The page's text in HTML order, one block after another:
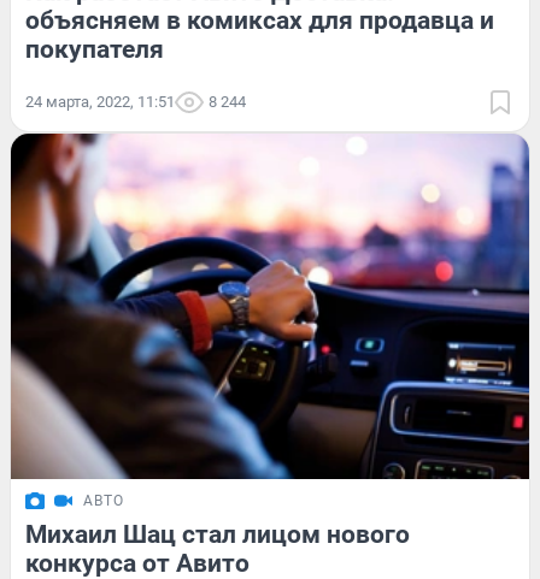
объясняем в комиксах для продавца и
покупателя
24 марта, 2022, 11:51 8 244
АВТО
Михаил Шац стал лицом нового
конкурса от Авито